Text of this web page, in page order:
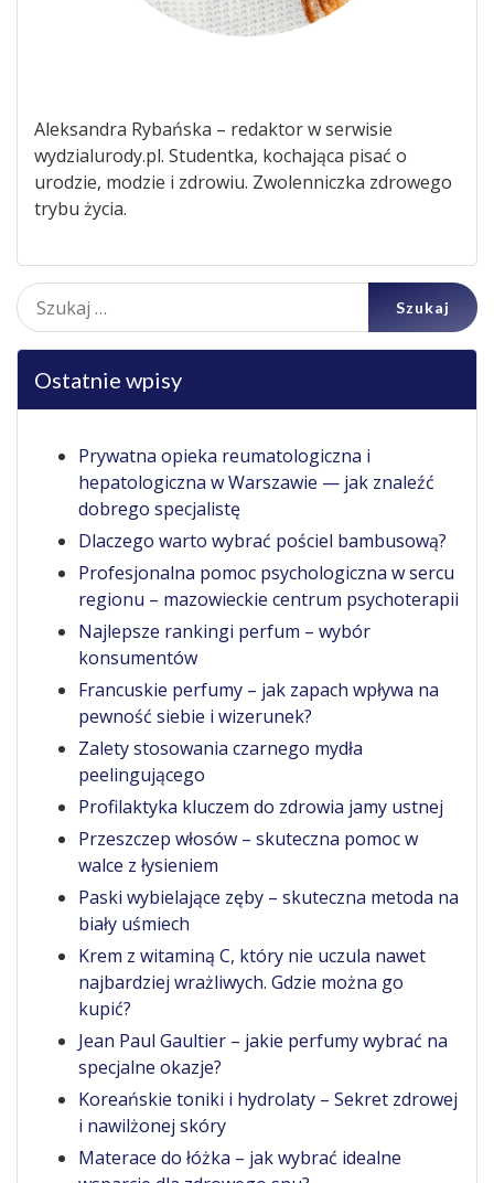
Aleksandra Rybańska – redaktor w serwisie
wydzialurody.pl. Studentka, kochająca pisać o
urodzie, modzie i zdrowiu. Zwolenniczka zdrowego
trybu życia.
Szukaj:
Ostatnie wpisy
Prywatna opieka reumatologiczna i
hepatologiczna w Warszawie — jak znaleźć
dobrego specjalistę
Dlaczego warto wybrać pościel bambusową?
Profesjonalna pomoc psychologiczna w sercu
regionu – mazowieckie centrum psychoterapii
Najlepsze rankingi perfum – wybór
konsumentów
Francuskie perfumy – jak zapach wpływa na
pewność siebie i wizerunek?
Zalety stosowania czarnego mydła
peelingującego
Profilaktyka kluczem do zdrowia jamy ustnej
Przeszczep włosów – skuteczna pomoc w
walce z łysieniem
Paski wybielające zęby – skuteczna metoda na
biały uśmiech
Krem z witaminą C, który nie uczula nawet
najbardziej wrażliwych. Gdzie można go
kupić?
Jean Paul Gaultier – jakie perfumy wybrać na
specjalne okazje?
Koreańskie toniki i hydrolaty – Sekret zdrowej
i nawilżonej skóry
Materace do łóżka – jak wybrać idealne